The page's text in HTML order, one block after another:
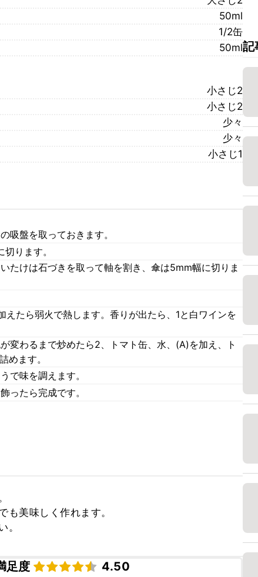
50ml
1/2缶
50ml
小さじ2
小さじ2
少々
少々
小さじ1
吸盤を取っておきます。
ります。
たけは石づきを取って軸を割き、傘は5mm幅に切りま
えたら弱火で熱します。香りが出たら、1と白ワインを
変わるまで炒めたら2、トマト缶、水、(A)を加え、ト
めます。
で味を調えます。
ったら完成です。
も美味しく作れます。
。
足度
4.50
記